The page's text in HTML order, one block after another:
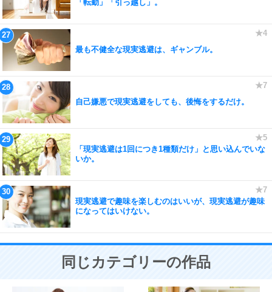
「転勤」「引っ越し」。
最も不健全な現実逃避は、ギャンブル。
自己嫌悪で現実逃避をしても、後悔をするだけ。
「現実逃避は1回につき1種類だけ」と思い込んでいな
いか。
現実逃避で趣味を楽しむのはいいが、現実逃避が趣味
になってはいけない。
同じカテゴリーの作品